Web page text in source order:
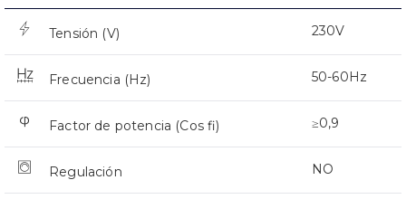
Tensión (V) 230V
Frecuencia (Hz) 50-60Hz
Factor de potencia (Cos fi) ≥0,9
Regulación NO